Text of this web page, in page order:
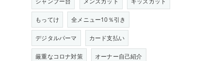
もってけ 全メニュー10％引き
デジタルパーマ カード支払い
厳重なコロナ対策 オーナー自己紹介